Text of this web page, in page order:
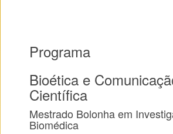
Programa
Bioética e
Científica
Mestrado Bolonha em
Biomédica